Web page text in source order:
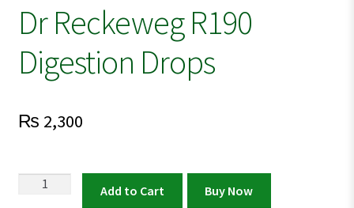
Dr Reckeweg R190
Digestion Drops
₨ 2,300
Add to Cart Buy Now